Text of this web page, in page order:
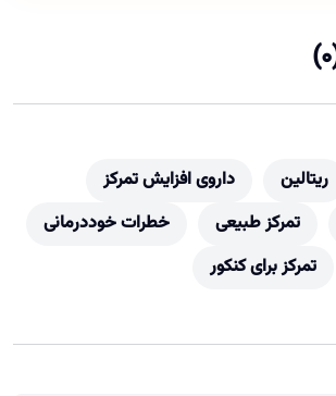
ریتالین
داروی افزایش تمرکز
تمرکز طبیعی
خطرات خوددرمانی
تمرکز برای کنکور